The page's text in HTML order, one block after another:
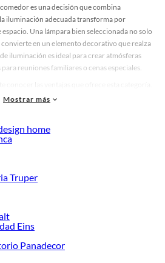
es una decisión que combina
iluminación adecuada transforma por
Una lámpara bien seleccionada no solo
en un elemento decorativo que realza
iluminación es ideal para crear atmósferas
reuniones familiares o cenas especiales.
focalizar la luz sobre la mesa, evitando sombras
prolongan la vida útil del producto. Si buscas
y eficiencia, esta es la alternativa perfecta para
estilos, materiales y acabados
variedad de diseños que se adaptan a
lámparas minimalistas con líneas simples
metálicos, pasando por opciones
También hay alternativas modernas con
inteligentes que permiten controlar la luz
Mostrar más
home
Truper
Eins
Panadecor